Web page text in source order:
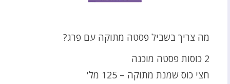
מה צריך בשביל פסטה מתוקה עם פרג?
2 כוסות פסטה מוכנה
חצי כוס שמנת מתוקה – 125 מל'